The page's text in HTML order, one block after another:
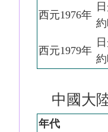
西元1976年
西元1979年
中國大
年代